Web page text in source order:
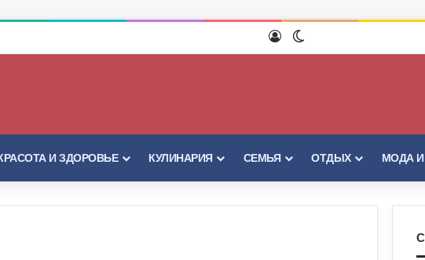
ВойтиSwitch skin
И ЗДОРОВЬЕ КУЛИНАРИЯ СЕМЬЯ ОТДЫХ МОДА